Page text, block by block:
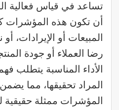
تساعد في قياس فعالية
أن تكون هذه المؤشرات
المبيعات أو الإيرادات،
رضا العملاء أو جودة
الأداء المناسبة يتطلب
المراد تحقيقها، مما
المؤشرات ممثلة حقيقية